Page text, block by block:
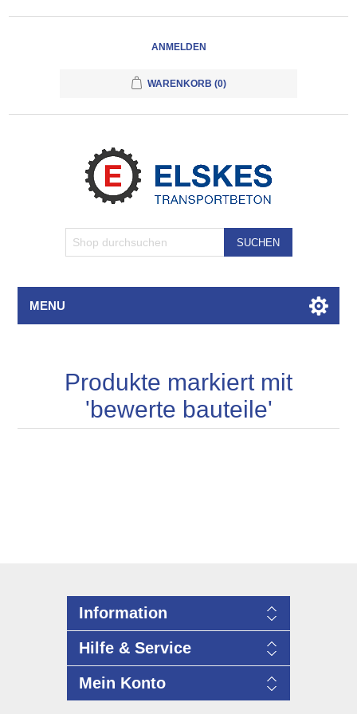
ANMELDEN
WARENKORB (0)
SUCHEN
MENU
Produkte markiert mit
'bewerte bauteile'
Information
Hilfe & Service
Mein Konto